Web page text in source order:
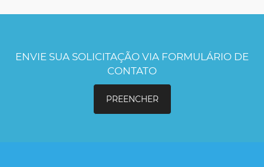
ENVIE SUA SOLICITAÇÃO VIA FORMULÁRIO DE
CONTATO
PREENCHER